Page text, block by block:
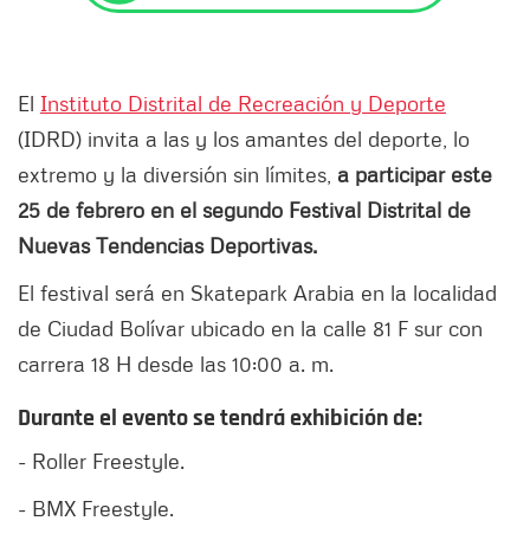
El Instituto Distrital de Recreación y Deporte
(IDRD) invita a las y los amantes del deporte, lo
extremo y la diversión sin límites, a participar este
25 de febrero en el segundo Festival Distrital de
Nuevas Tendencias Deportivas.
El festival será en Skatepark Arabia en la localidad
de Ciudad Bolívar ubicado en la calle 81 F sur con
carrera 18 H desde las 10:00 a. m.
Durante el evento se tendrá exhibición de:
- Roller Freestyle.
- BMX Freestyle.